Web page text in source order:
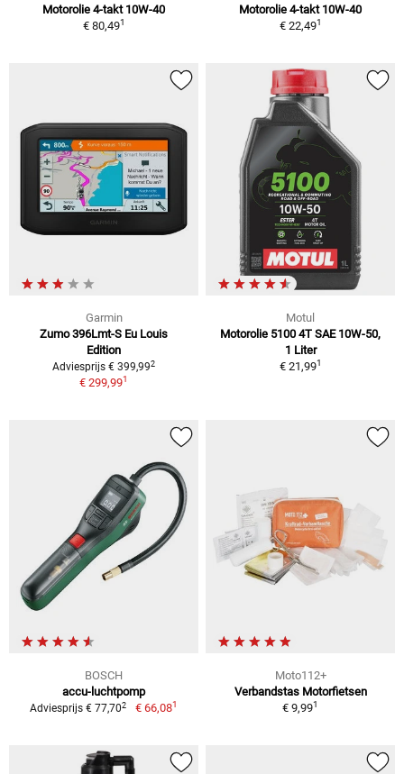
Motorolie 4-takt 10W-40
€ 80,491
Motorolie 4-takt 10W-40
€ 22,491
Garmin
Zumo 396Lmt-S Eu Louis
Edition
Adviesprijs € 399,992
€ 299,991
Motul
Motorolie 5100 4T SAE 10W-50,
1 Liter
€ 21,991
BOSCH
accu-luchtpomp
Adviesprijs € 77,702 € 66,081
Moto112+
Verbandstas Motorfietsen
€ 9,991